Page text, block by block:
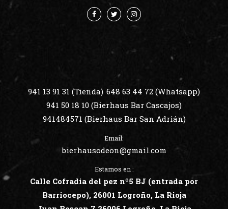
CONTACTO
941 13 91 31 (Tienda) 648 63 44 72 (Whatsapp)
941 50 18 10 (Bierhaus Bar Cascajos)
941484571 (Bierhaus Bar San Adrián)
Email:
bierhausodeon@gmail.com
Estamos en :
Calle Cofradia del pez nº5 BJ (entrada por
Barriocepo), 26001 Logroño, La Rioja